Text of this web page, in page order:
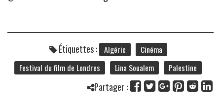
Étiquettes : Algérie
Cinéma
Festival du film de Londres
Lina Soualem Palestine
Partager :